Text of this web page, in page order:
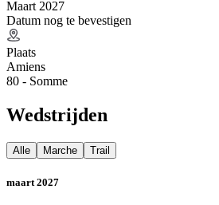
Maart 2027
Datum nog te bevestigen
Plaats
Amiens
80 - Somme
Wedstrijden
Alle Marche Trail
maart 2027